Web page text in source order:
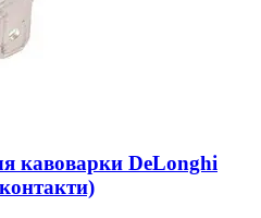
кавоварки DeLonghi